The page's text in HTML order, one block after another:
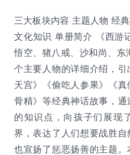
三大板块内容 主题人物 经
文化知识 单册简介 《西游
悟空、猪八戒、沙和尚、东
个主要人物的详细介绍，
天宫》《偷吃人参果》《
骨精》等经典神话故事，
的知识点，向孩子们展现
界，表达了人们想要战胜
也宣扬了惩恶扬善的主题